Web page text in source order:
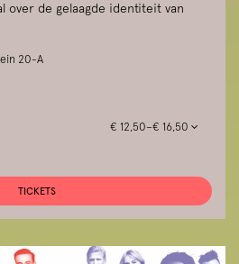
over de gelaagde identiteit van
20-A
€ 12,50–€ 16,50
TICKETS